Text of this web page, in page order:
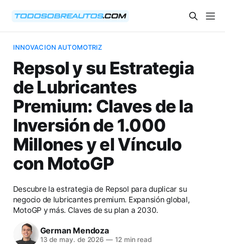
INNOVACION AUTOMOTRIZ
Repsol y su Estrategia
de Lubricantes
Premium: Claves de la
Inversión de 1.000
Millones y el Vínculo
con MotoGP
Descubre la estrategia de Repsol para duplicar su
negocio de lubricantes premium. Expansión global,
MotoGP y más. Claves de su plan a 2030.
German Mendoza
13 de may. de 2026 — 12 min read